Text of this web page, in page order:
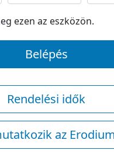
ezen az eszközön.
Belépés
Rendelési idők
az Erodium